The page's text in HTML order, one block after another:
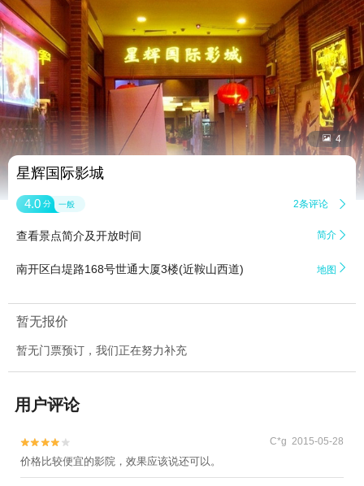
 4
星辉国际影城
4.0 分 一般 2条评论 
查看景点简介及开放时间 简介 
南开区白堤路168号世通大厦3楼(近鞍山西道) 地图 
暂无报价
暂无门票预订，我们正在努力补充
用户评论

 C*g 2015-05-28
价格比较便宜的影院，效果应该说还可以。
